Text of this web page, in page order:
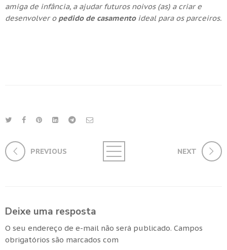
amiga de infância, a ajudar futuros noivos (as) a criar e
desenvolver o pedido de casamento ideal para os parceiros.
PREVIOUS NEXT
Deixe uma resposta
O seu endereço de e-mail não será publicado. Campos
obrigatórios são marcados com